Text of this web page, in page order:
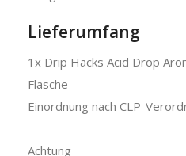
Lieferumfang
1x Drip Hacks Acid Drop
Flasche
Einordnung nach CLP-
Achtung